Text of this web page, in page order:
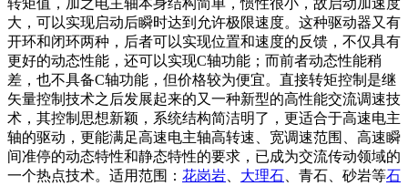
转矩值，加之电主轴本身结构简单，惯性很小，故启动加速度
大，可以实现启动后瞬时达到允许极限速度。这种驱动器又有
开环和闭环两种，后者可以实现位置和速度的反馈，不仅具有
更好的动态性能，还可以实现C轴功能；而前者动态性能稍
差，也不具备C轴功能，但价格较为便宜。直接转矩控制是继
矢量控制技术之后发展起来的又一种新型的高性能交流调速技
术，其控制思想新颖，系统结构简洁明了，更适合于高速电主
轴的驱动，更能满足高速电主轴高转速、宽调速范围、高速瞬
间准停的动态特性和静态特性的要求，已成为交流传动领域的
一个热点技术。适用范围： 花岗岩 大理石 、青石、砂岩等石